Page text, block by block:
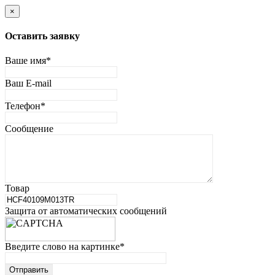
×
Оставить заявку
Ваше имя*
Ваш E-mail
Телефон*
Сообщение
Товар
Защита от автоматических сообщений
Введите слово на картинке*